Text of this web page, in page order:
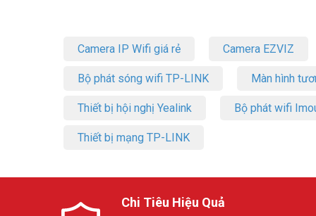
Ứng dụng thực tế của Router Ruijie
Thiết bị định tuyến Ruijie cho doanh nghiệp hỗ trợ 200
– Giao diện mạng: 10 × 10/100/1000 Base-T
Camera IP Wifi giá rẻ Camera EZVIZ
Bộ phát sóng wifi TP-LINK Màn hình
Thiết bị hội nghị Yealink Bộ phát wifi
Thiết bị mạng TP-LINK
Chi Tiêu Hiệu Quả